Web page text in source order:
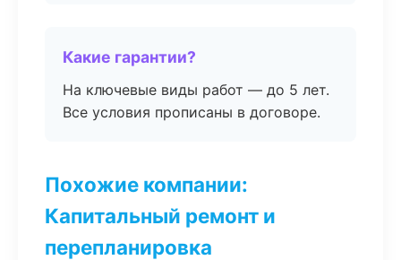
Какие гарантии?
На ключевые виды работ — до 5 лет.
Все условия прописаны в договоре.
Похожие компании:
Капитальный ремонт и
перепланировка